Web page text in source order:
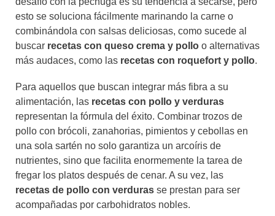
esto se soluciona fácilmente marinando la carne o
combinándola con salsas deliciosas, como sucede al
buscar recetas con queso crema y pollo o alternativas
más audaces, como las recetas con roquefort y pollo.
Para aquellos que buscan integrar más fibra a su
alimentación, las recetas con pollo y verduras
representan la fórmula del éxito. Combinar trozos de
pollo con brócoli, zanahorias, pimientos y cebollas en
una sola sartén no solo garantiza un arcoíris de
nutrientes, sino que facilita enormemente la tarea de
fregar los platos después de cenar. A su vez, las
recetas de pollo con verduras se prestan para ser
acompañadas por carbohidratos nobles.